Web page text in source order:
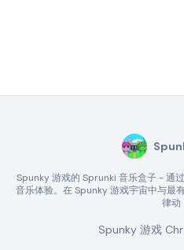
Spunky 游戏的 Sprunki 音乐盒子 - 通
音乐体验。在 Spunky 游戏宇宙中与最
律动
Spunky 游戏